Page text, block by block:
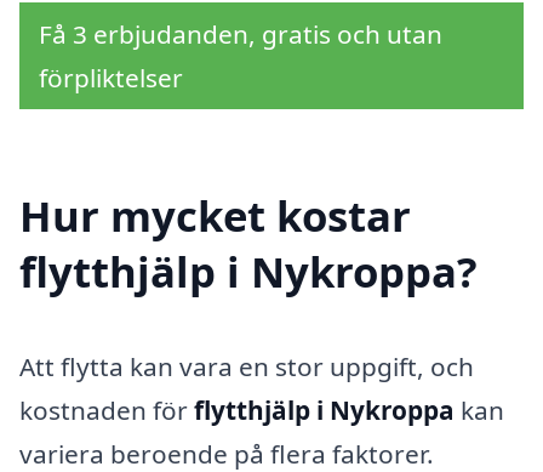
Få 3 erbjudanden, gratis och utan
förpliktelser
Hur mycket kostar
flytthjälp i Nykroppa?
Att flytta kan vara en stor uppgift, och
kostnaden förflytthjälp i Nykroppa kan
variera beroende på flera faktorer.